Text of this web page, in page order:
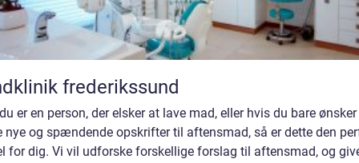
frederikssund
er en person, der elsker at lave mad, eller hvis du bare
nye og spændende opskrifter til aftensmad, så er dette den
for dig. Vi vil udforske forskellige forslag til aftensmad, og